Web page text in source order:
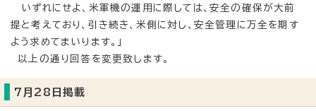
いずれにせよ、米軍機の運用に際しては、安全の確保が大前
提と考えており、引き続き、米側に対し、安全管理に万全を期す
よう求めてまいります。」
以上の通り回答を変更致します。
7月28日掲載